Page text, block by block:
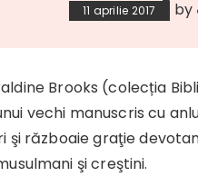
11 aprilie 2017 by
Brooks (colecția
vechi manuscris cu
şi războaie graţie
şi creştini.